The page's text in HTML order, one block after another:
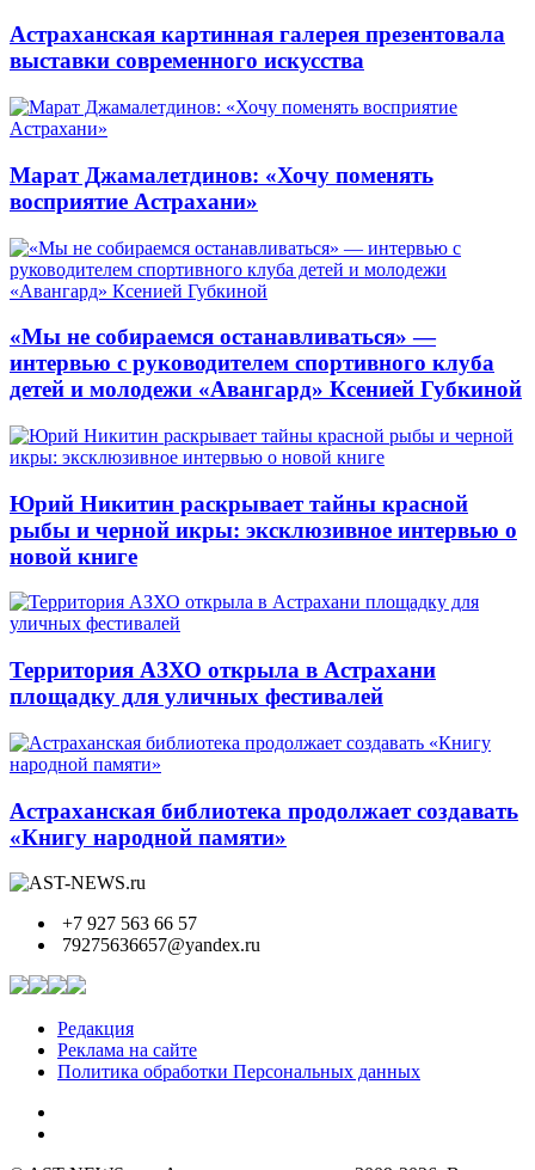
Астраханская картинная галерея презентовала
выставки современного искусства
Марат Джамалетдинов: «Хочу поменять
восприятие Астрахани»
«Мы не собираемся останавливаться» —
интервью с руководителем спортивного клуба
детей и молодежи «Авангард» Ксенией Губкиной
Юрий Никитин раскрывает тайны красной
рыбы и черной икры: эксклюзивное интервью о
новой книге
Территория АЗХО открыла в Астрахани
площадку для уличных фестивалей
Астраханская библиотека продолжает создавать
«Книгу народной памяти»
+7 927 563 66 57
79275636657@yandex.ru
Редакция
Реклама на сайте
Политика обработки Персональных данных